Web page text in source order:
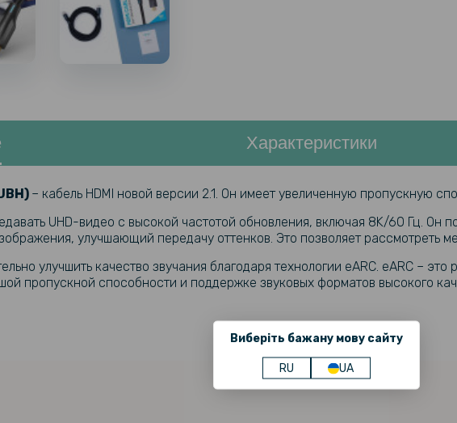
Виберіть бажану мову сайту
RU UA
Характеристики
– кабель HDMI новой версии 2.1. Он имеет увеличенную пропускную
UHD-видео с высокой частотой обновления, включая 8K/60 Гц.
улучшающий передачу оттенков. Это позволяет рассмотреть
улучшить качество звучания благодаря технологии eARC. eARC –
пропускной способности и поддержке звуковых форматов высокого